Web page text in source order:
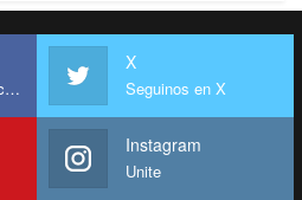
Unite a nuestro Facebook
X
Seguinos en X
Instagram
Unite